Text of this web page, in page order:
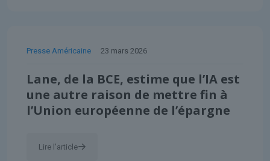
Presse Américaine 23 mars 2026
Lane, de la BCE, estime que l’IA est
une autre raison de mettre fin à
l’Union européenne de l’épargne
Lire l'article